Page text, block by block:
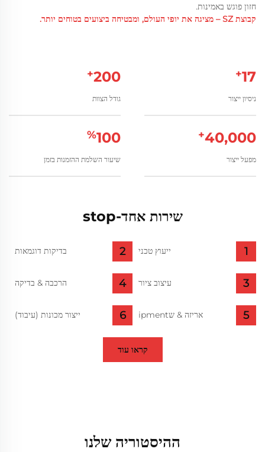
חזון פוגש באמינות.
קבוצת SZ – מציגה את יופי העולם, ומבטיחה ביצועים בטוחים יותר.
17
+
ניסיון ייצור
200
+
גודל הצוות
40,000
+
מפעל ייצור
100
%
שיעור השלמת ההזמנות בזמן
שירות אחד-stop
ייעוץ טכני בדיקות דוגמאות
עיצוב ציור הרכבה & בדיקה
אריזה & שipment ייצור מכונות (עיבוד)
קראו עוד
ההיסטוריה שלנו